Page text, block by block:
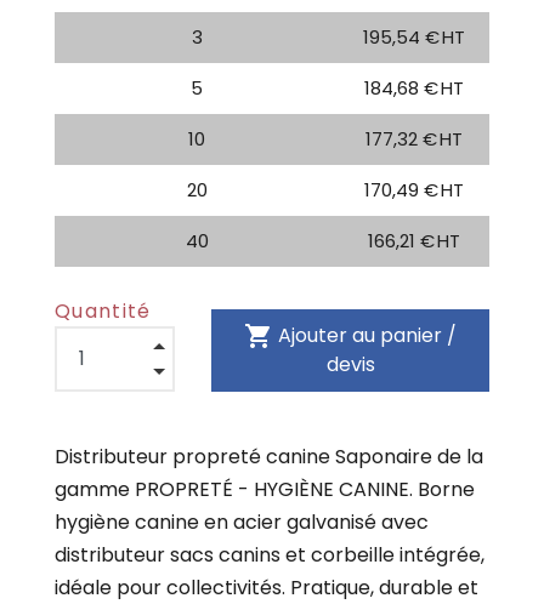
3
195,54 € HT
5
184,68 € HT
10
177,32 € HT
20
170,49 € HT
40
166,21 € HT
Quantité
shopping_cart Ajouter au panier /
devis
Distributeur propreté canine Saponaire de la
gamme PROPRETÉ - HYGIÈNE CANINE. Borne
hygiène canine en acier galvanisé avec
distributeur sacs canins et corbeille intégrée,
idéale pour collectivités. Pratique, durable et